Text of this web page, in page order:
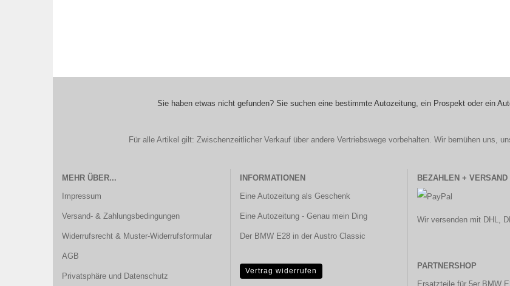
Sie haben etwas nicht gefunden? Sie suchen eine bestimmte Autozeitung, ein Prospekt oder ein
Für alle Artikel gilt: Zwischenzeitlicher Verkauf über andere Vertriebswege vorbehalten. Wir bemühen uns,
MEHR ÜBER...
Impressum
Versand- & Zahlungsbedingungen
Widerrufsrecht & Muster-Widerrufsformular
AGB
Privatsphäre und Datenschutz
INFORMATIONEN
Eine Autozeitung als Geschenk
Eine Autozeitung - Genau mein Ding
Der BMW E28 in der Austro Classic
Vertrag widerrufen
BEZAHLEN + VERSAND
Wir versenden mit DHL,
PARTNERSHOP
Ersatzteile für 5er BMW